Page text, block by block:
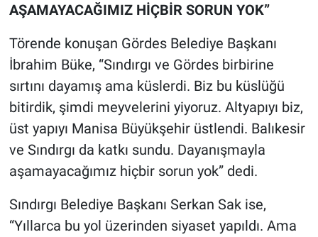
AŞAMAYACAĞIMIZ HİÇBİR SORUN YOK”
Törende konuşan Gördes Belediye Başkanı
İbrahim Büke, “Sındırgı ve Gördes birbirine
sırtını dayamış ama küslerdi. Biz bu küslüğü
bitirdik, şimdi meyvelerini yiyoruz. Altyapıyı biz,
üst yapıyı Manisa Büyükşehir üstlendi. Balıkesir
ve Sındırgı da katkı sundu. Dayanışmayla
aşamayacağımız hiçbir sorun yok” dedi.
Sındırgı Belediye Başkanı Serkan Sak ise,
“Yıllarca bu yol üzerinden siyaset yapıldı. Ama